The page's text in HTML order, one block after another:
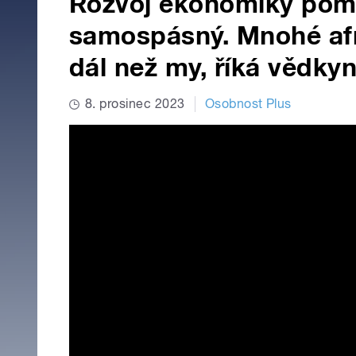
samospásný. Mnohé
dál než my, říká
8. prosinec 2023 Osobnost Plus